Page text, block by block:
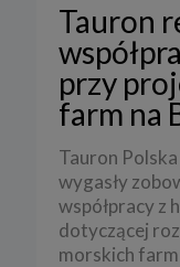
Tauron
przy
farm na
Tauron
wygasły
współpracy z
dotyczącej
morskich